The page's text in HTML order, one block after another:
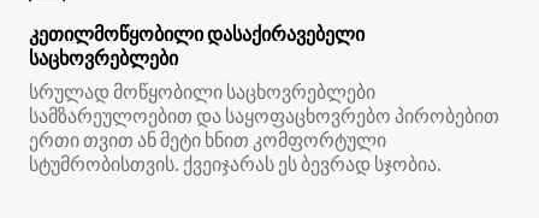
კეთილმოწყობილი დასაქირავებელი
საცხოვრებლები
სრულად მოწყობილი საცხოვრებლები
სამზარეულოებით და საყოფაცხოვრებო პირობებით
ერთი თვით ან მეტი ხნით კომფორტული
სტუმრობისთვის. ქვეიჯარას ეს ბევრად სჯობია.